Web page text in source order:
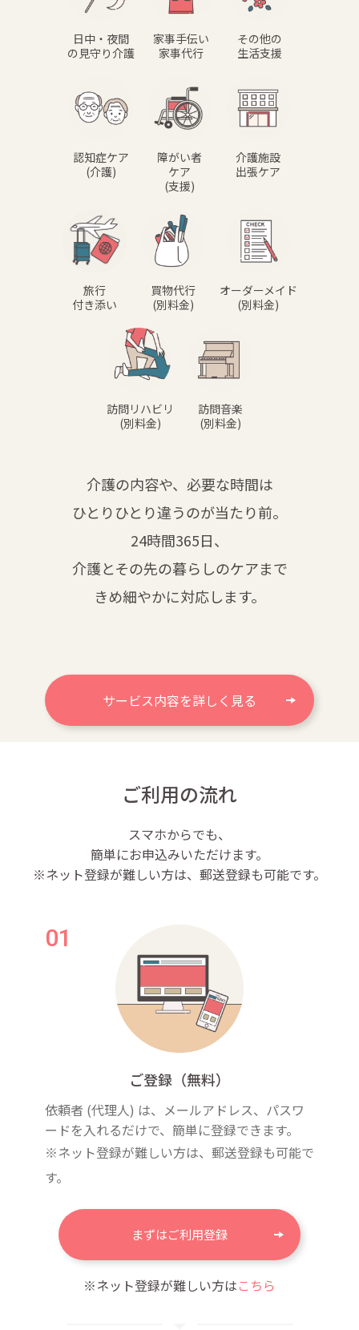
日中・夜間
の見守り介護
家事手伝い
家事代行
その他の
生活支援
認知症ケア
(介護)
障がい者
ケア
(支援)
介護施設
出張ケア
旅行
付き添い
買物代行
(別料金)
オーダーメイド
(別料金)
訪問リハビリ
(別料金)
訪問音楽
(別料金)
介護の内容や、必要な時間は
ひとりひとり違うのが当たり前。
24時間365日、
介護とその先の暮らしのケアまで
きめ細やかに対応します。
サービス内容を詳しく見る
ご利用の流れ
スマホからでも、
簡単にお申込みいただけます。
※ネット登録が難しい方は、郵送登録も可能です。
ご登録（無料）
依頼者 (代理人) は、メールアドレス、パスワ
ードを入れるだけで、簡単に登録できます。
※ネット登録が難しい方は、郵送登録も可能で
す。
まずはご利用登録
※ネット登録が難しい方はこちら